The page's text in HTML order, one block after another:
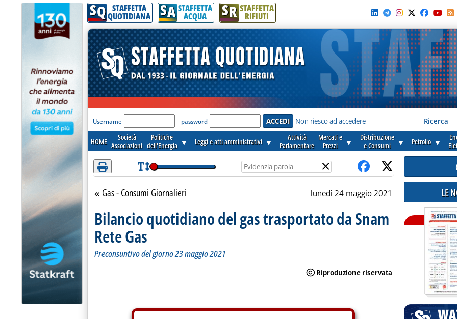
Attenzione! Esegui l'accesso per lèggere interamente la notizia.
SQ STAFFETTA
QUOTIDIANA SA STAFFETTA
ACQUA SR STAFFETTA
RIFIUTI
'Modulo Login per accedere'
Username password Non riesco ad accedere Ricerca
HOME
Società
Associazioni
Politiche
dell'Energia ▼ Leggi e atti amministrativi ▼
Attività
Parlamentare
Mercati e
Prezzi
▼
Distribuzione
e Consumi
▼ Petrolio ▼
×
Torna alla sezione
Gas - Consumi Giornalieri lunedì 24 maggio 2021
Bilancio quotidiano del gas trasportato da Snam
Rete Gas
Preconsuntivo del giorno 23 maggio 2021
LE